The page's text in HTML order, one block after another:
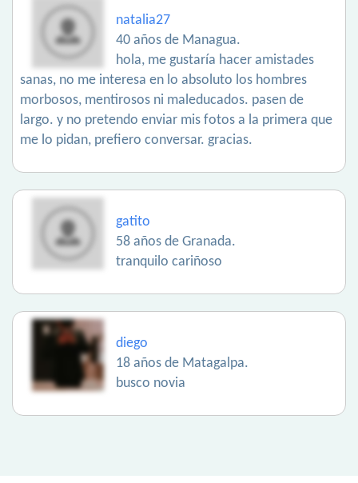
natalia27
40 años de Managua.
hola, me gustaría hacer amistades
sanas, no me interesa en lo absoluto los hombres
morbosos, mentirosos ni maleducados. pasen de
largo. y no pretendo enviar mis fotos a la primera que
me lo pidan, prefiero conversar. gracias.
gatito
58 años de Granada.
tranquilo cariñoso
diego
18 años de Matagalpa.
busco novia